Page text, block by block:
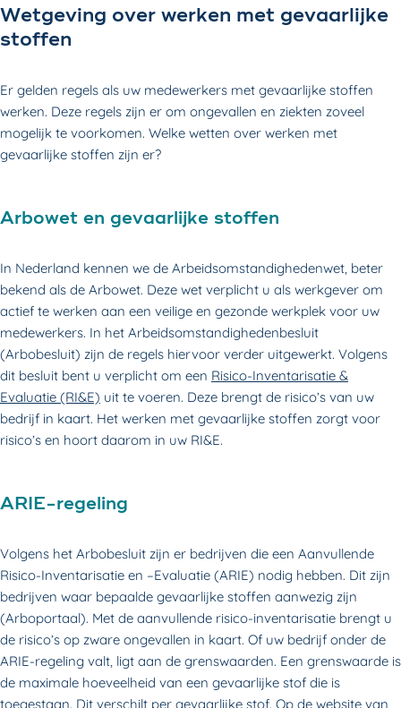
Wetgeving over werken met gevaarlijke
stoffen
Er gelden regels als uw medewerkers met gevaarlijke stoffen
werken. Deze regels zijn er om ongevallen en ziekten zoveel
mogelijk te voorkomen. Welke wetten over werken met
gevaarlijke stoffen zijn er?
Arbowet en gevaarlijke stoffen
In Nederland kennen we de Arbeidsomstandighedenwet, beter
bekend als de Arbowet. Deze wet verplicht u als werkgever om
actief te werken aan een veilige en gezonde werkplek voor uw
medewerkers. In het Arbeidsomstandighedenbesluit
(Arbobesluit) zijn de regels hiervoor verder uitgewerkt. Volgens
dit besluit bent u verplicht om een Risico-Inventarisatie &
Evaluatie (RI&E) uit te voeren. Deze brengt de risico’s van uw
bedrijf in kaart. Het werken met gevaarlijke stoffen zorgt voor
risico’s en hoort daarom in uw RI&E.
ARIE-regeling
Volgens het Arbobesluit zijn er bedrijven die een Aanvullende
Risico-Inventarisatie en –Evaluatie (ARIE) nodig hebben. Dit zijn
bedrijven waar bepaalde gevaarlijke stoffen aanwezig zijn
(Arboportaal). Met de aanvullende risico-inventarisatie brengt u
de risico’s op zware ongevallen in kaart. Of uw bedrijf onder de
ARIE-regeling valt, ligt aan de grenswaarden. Een grenswaarde is
de maximale hoeveelheid van een gevaarlijke stof die is
toegestaan. Dit verschilt per gevaarlijke stof. Op de website van